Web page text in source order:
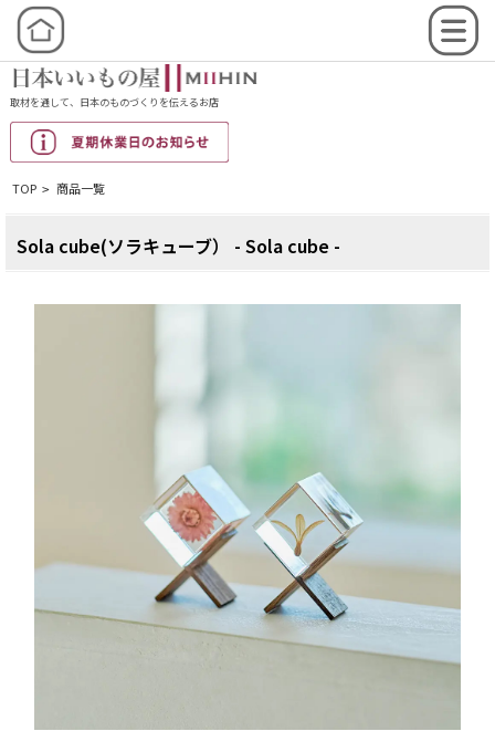
取材を通して、日本のものづくりを伝えるお店
TOP > 商品一覧
Sola cube(ソラキューブ） - Sola cube -